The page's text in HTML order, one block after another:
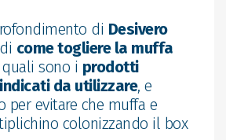
di Desivero
come togliere la muffa
quali sono i prodotti
da utilizzare, e
per evitare che muffa e
colonizzando il box